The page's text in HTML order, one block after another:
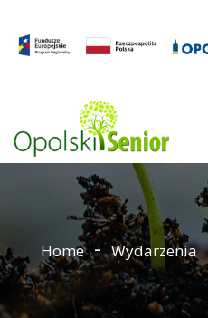
Home Wydarzenia